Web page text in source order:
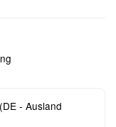
(DE - Ausland